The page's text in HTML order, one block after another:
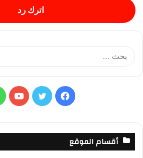
اترك رد
س
ي
ت
أقسام الموقع